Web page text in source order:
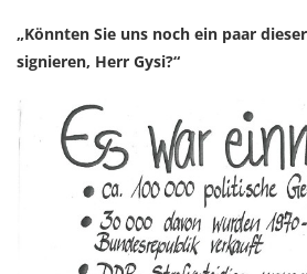
„Könnten Sie uns noch ein paar
signieren, Herr Gysi?“